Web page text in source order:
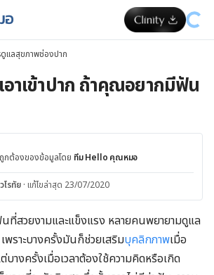
แลสุขภาพช่องปาก
อาเข้าปาก ถ้าคุณอยากมีฟัน
กต้องของข้อมูลโดย ทีม Hello คุณหมอ
รทัย · แก้ไขล่าสุด 23/07/2020
ที่สวยงามและแข็งแรง หลายคนพยายามดูแล
ราะบางครั้งมันก็ช่วยเสริมบุคลิกภาพเมื่อ
งครั้งเมื่อเวลาต้องใช้ความคิดหรือเกิด